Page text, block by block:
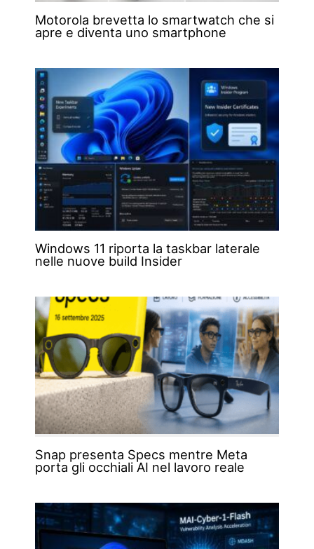
Motorola brevetta lo smartwatch che si
apre e diventa uno smartphone
Windows 11 riporta la taskbar laterale
nelle nuove build Insider
Snap presenta Specs mentre Meta
porta gli occhiali AI nel lavoro reale